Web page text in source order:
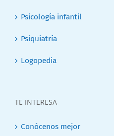
Psicología infantil
Psiquiatría
Logopedia
TE INTERESA
Conócenos mejor